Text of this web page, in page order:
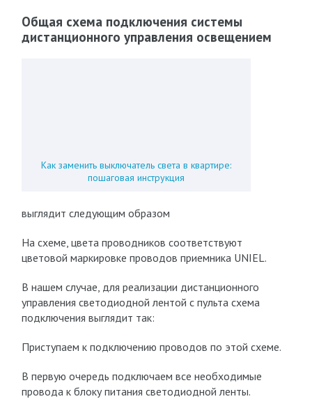
Общая схема подключения системы
дистанционного управления освещением
Как заменить выключатель света в квартире:
пошаговая инструкция
выглядит следующим образом
На схеме, цвета проводников соответствуют
цветовой маркировке проводов приемника UNIEL.
В нашем случае, для реализации дистанционного
управления светодиодной лентой с пульта схема
подключения выглядит так:
Приступаем к подключению проводов по этой схеме.
В первую очередь подключаем все необходимые
провода к блоку питания светодиодной ленты.